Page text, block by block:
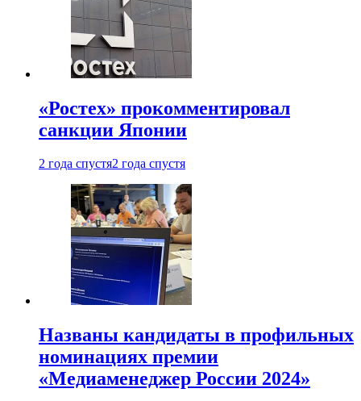
«Ростех» прокомментировал
санкции Японии
2 года спустя2 года спустя
Названы кандидаты в профильных
номинациях премии
«Медиаменеджер России 2024»